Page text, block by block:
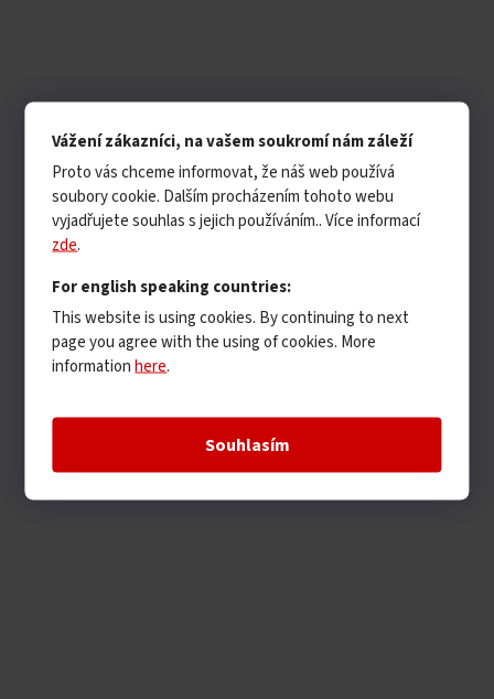
Vážení zákazníci, na vašem soukromí nám záleží
Proto vás chceme informovat, že náš web používá
soubory cookie. Dalším procházením tohoto webu
vyjadřujete souhlas s jejich používáním.. Více informací
zde.
For english speaking countries:
This website is using cookies. By continuing to next
page you agree with the using of cookies. More
informationhere.
Souhlasím